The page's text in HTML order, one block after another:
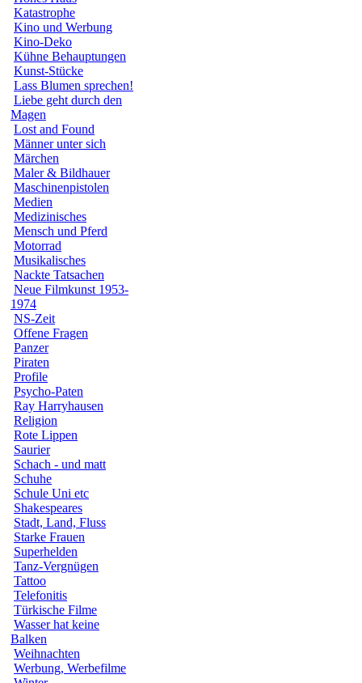
Katastrophe
Kino und Werbung
Kino-Deko
Kühne Behauptungen
Kunst-Stücke
Lass Blumen sprechen!
Liebe geht durch den
Magen
Lost and Found
Männer unter sich
Märchen
Maler & Bildhauer
Maschinenpistolen
Medien
Medizinisches
Mensch und Pferd
Motorrad
Musikalisches
Nackte Tatsachen
Neue Filmkunst 1953-
1974
NS-Zeit
Offene Fragen
Panzer
Piraten
Profile
Psycho-Paten
Ray Harryhausen
Religion
Rote Lippen
Saurier
Schach - und matt
Schuhe
Schule Uni etc
Shakespeares
Stadt, Land, Fluss
Starke Frauen
Superhelden
Tanz-Vergnügen
Tattoo
Telefonitis
Türkische Filme
Wasser hat keine
Balken
Weihnachten
Werbung, Werbefilme